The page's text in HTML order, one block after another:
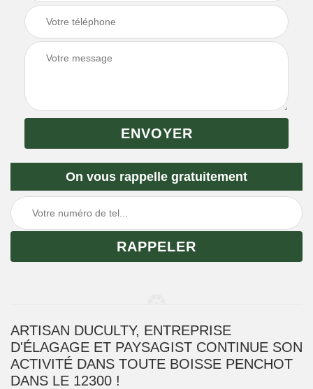
On vous rappelle gratuitement
ARTISAN DUCULTY, ENTREPRISE
D'ÉLAGAGE ET PAYSAGIST CONTINUE SON
ACTIVITÉ DANS TOUTE BOISSE PENCHOT
DANS LE 12300 !